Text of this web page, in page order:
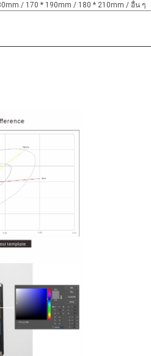
/ 170 * 190mm / 180 * 210mm / อื่น ๆ